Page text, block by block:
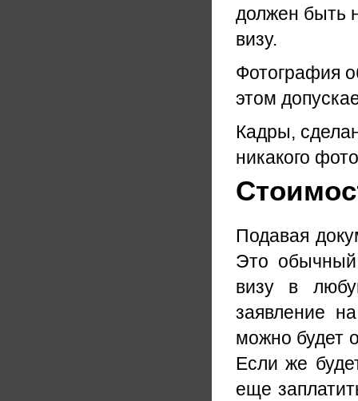
должен быть
визу.
Фотография
этом
Кадры,
никакого
Подавая
Это
визу в
заявление
можно будет
Если же
еще